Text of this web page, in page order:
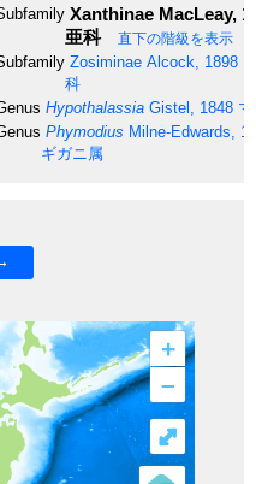
Xanthinae MacLeay,
亜科
直下の階級を表示
Zosiminae Alcock, 1898
科
Hypothalassia Gistel, 1848
Phymodius Milne-Edwards,
ギガニ属
+
–
⤢